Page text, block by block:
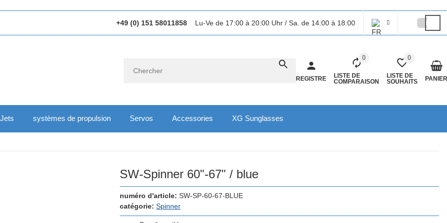
+49 (0) 151 58011858 Lu-Ve de 17:00 à 20:00 Uhr / Sa. de 14:00 à 18:00
REGISTRE
0
LISTE DE
COMPARAISON
0
LISTE DE
SOUHAITS
PANIER
Jets systèmes de propulsion Servos Accessories XG Sunglasses
SW-Spinner 60"-67" / blue
numéro d'article: SW-SP-60-67-BLUE
catégorie: Spinner